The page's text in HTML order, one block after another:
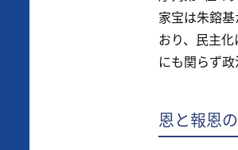
家宝は朱鎔
おり、民主
にも関らず
恩と報恩